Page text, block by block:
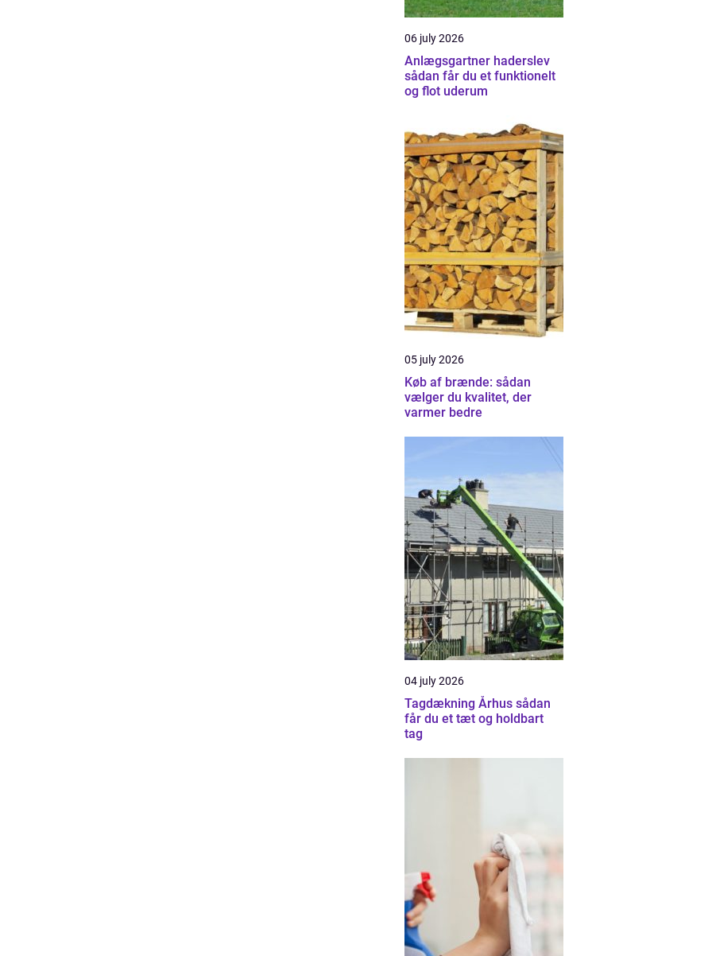
06 july 2026
Anlægsgartner haderslev
sådan får du et funktionelt
og flot uderum
05 july 2026
Køb af brænde: sådan
vælger du kvalitet, der
varmer bedre
04 july 2026
Tagdækning Århus sådan
får du et tæt og holdbart
tag